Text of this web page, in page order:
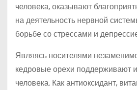
человека, оказывают
на деятельность нервной
борьбе со стрессами и
Являясь носителями
кедровые орехи поддерживают
человека. Как антиоксидант,